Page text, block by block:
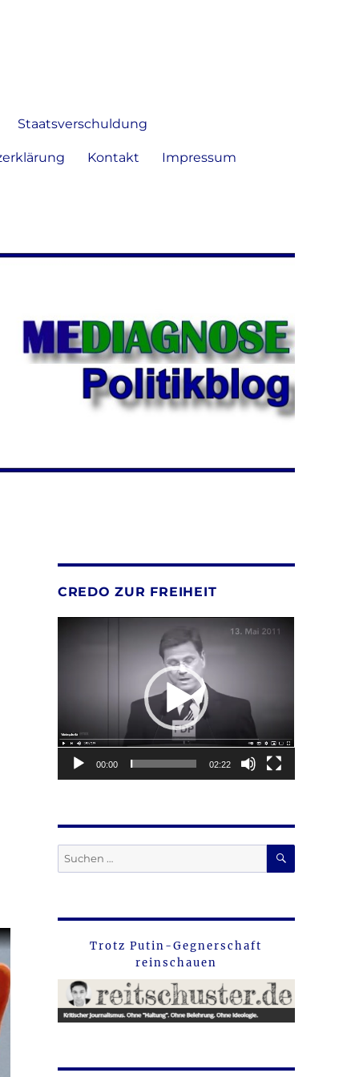
Staatsverschuldung
Kontakt Impressum
CREDO ZUR FREIHEIT
00:00 02:22
Suche
nach:
SUCHEN
Trotz Putin-Gegnerschaft
reinschauen